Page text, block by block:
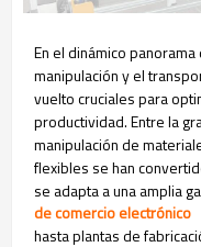
En el dinámico
manipulación y el
vuelto cruciales para
productividad. Entre la
manipulación de
flexibles se han
se adapta a una amplia
de comercio electrónico
hasta plantas de